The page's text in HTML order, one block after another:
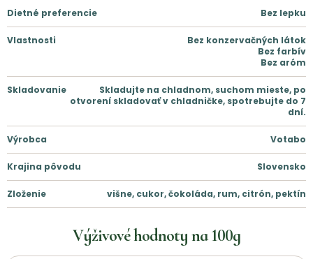
Dietné preferencie Bez lepku
Vlastnosti
Bez konzervačných látok
Bez farbív
Bez aróm
Skladovanie
Skladujte na chladnom, suchom mieste, po
otvorení skladovať v chladničke, spotrebujte do 7
dní.
Výrobca Votabo
Krajina pôvodu Slovensko
Zloženie višne, cukor, čokoláda, rum, citrón, pektín
Výživové hodnoty na100g